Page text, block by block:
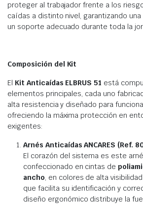
proteger al trabajador frente a los
caídas a distinto nivel, garantizando
un soporte adecuado durante toda la
Composición del Kit
El Kit Anticaídas ELBRUS 51 está
elementos principales, cada uno
alta resistencia y diseñado para
ofreciendo la máxima protección en
exigentes:
Arnés Anticaídas ANCARES (Ref.
El corazón del sistema es este
confeccionado en cintas de
ancho, en colores de alta
que facilita su identificación y
diseño ergonómico distribuye la